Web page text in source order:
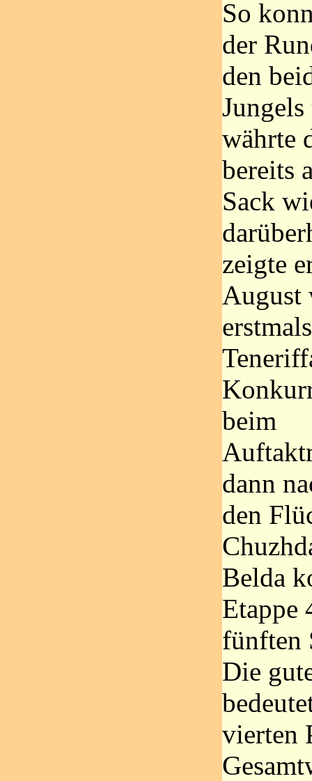
So
der
den
währte
bereits
Sack
zeigte
August
beim
dann
den
Belda
Etappe
fünften
Die
vierten